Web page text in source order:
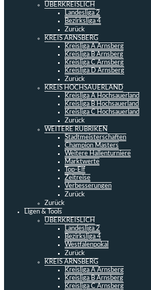
ÜBERKREISLICH
Landesliga 2
Bezirksliga 4
Zurück
KREIS ARNSBERG
Kreisliga A Arnsberg
Kreisliga B Arnsberg
Kreisliga C Arnsberg
Kreisliga D Arnsberg
Zurück
KREIS HOCHSAUERLAND
Kreisliga A Hochsauerland
Kreisliga B Hochsauerland
Kreisliga C Hochsauerland
Zurück
WEITERE RUBRIKEN
Stadtmeisterschaften
Champion Masters
Weitere Hallenturniere
Marktwerte
Top-Elf
Zeitreise
Verbesserungen
Zurück
Zurück
Ligen & Tools
ÜBERKREISLICH
Landesliga 2
Bezirksliga 4
Westfalenpokal
Zurück
KREIS ARNSBERG
Kreisliga A Arnsberg
Kreisliga B Arnsberg
Kreisliga C Arnsberg